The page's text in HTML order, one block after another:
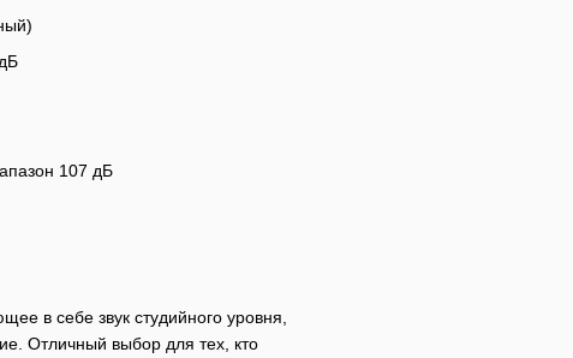
107 дБ
в себе звук студийного уровня,
Отличный выбор для тех, кто